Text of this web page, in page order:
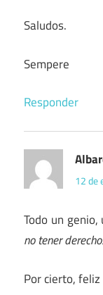
Saludos.
Sempere
Responder
12 de
Todo un
no tener
Por cierto, feliz